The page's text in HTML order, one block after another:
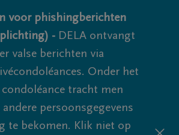
voor phishingberichten
- DELA ontvangt
valse berichten via
Onder het
tracht men
persoonsgegevens
te bekomen. Klik niet op